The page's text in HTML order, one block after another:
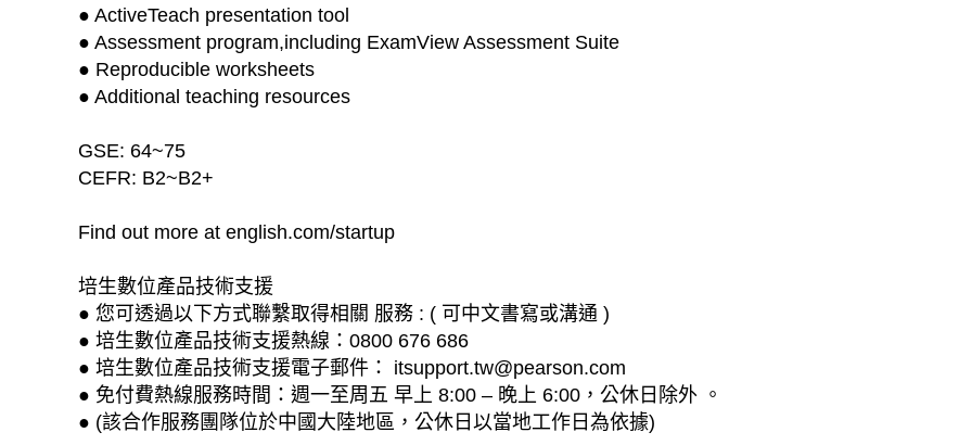
● ActiveTeach presentation tool
● Assessment program,including ExamView Assessment Suite
● Reproducible worksheets
● Additional teaching resources
GSE: 64~75
CEFR: B2~B2+
Find out more at english.com/startup
培生數位產品技術支援
● 您可透過以下方式聯繫取得相關 服務 : ( 可中文書寫或溝通 )
● 培生數位產品技術支援熱線：0800 676 686
● 培生數位產品技術支援電子郵件： itsupport.tw@pearson.com
● 免付費熱線服務時間：週一至周五 早上 8:00 – 晚上 6:00，公休日除外 。
● (該合作服務團隊位於中國大陸地區，公休日以當地工作日為依據)